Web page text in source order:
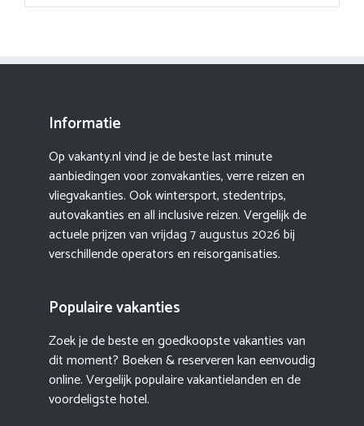
Informatie
Op vakanty.nl vind je de beste last minute
aanbiedingen voor zonvakanties, verre reizen en
vliegvakanties. Ook wintersport, stedentrips,
autovakanties en all inclusive reizen. Vergelijk de
actuele prijzen vanvrijdag 7 augustus 2026bij
verschillende operators en reisorganisaties.
Populaire vakanties
Zoek je de beste en goedkoopste vakanties van
dit moment? Boeken & reserveren kan eenvoudig
online. Vergelijk populaire vakantielanden en de
voordeligste hotel.